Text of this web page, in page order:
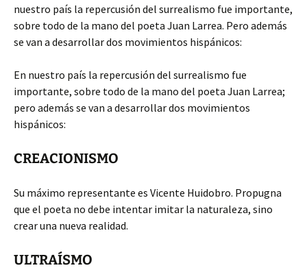
nuestro país la repercusión del surrealismo fue importante,
sobre todo de la mano del poeta Juan Larrea. Pero además
se van a desarrollar dos movimientos hispánicos:
En nuestro país la repercusión del surrealismo fue
importante, sobre todo de la mano del poeta Juan Larrea;
pero además se van a desarrollar dos movimientos
hispánicos:
CREACIONISMO
Su máximo representante es Vicente Huidobro. Propugna
que el poeta no debe intentar imitar la naturaleza, sino
crear una nueva realidad.
ULTRAÍSMO